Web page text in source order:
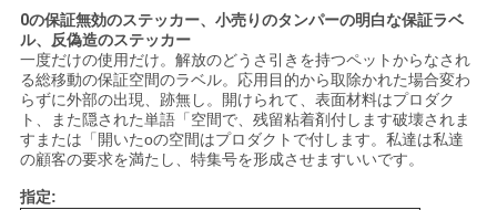
な
さ
い
引
0の保証無効のステッカー、小売りのタンパーの明白な保証ラベ
ル、反偽造のステッカー
一度だけの使用だけ。解放のどうさ引きを持つペットからなされ
る総移動の保証空間のラベル。応用目的から取除かれた場合変わ
らずに外部の出現、跡無し。開けられて、表面材料はプロダク
ト、また隠された単語「空間で、残留粘着剤付します破壊されま
すまたは「開いたoの空間はプロダクトで付します。私達は私達
の顧客の要求を満たし、特集号を形成させますいいです。
指定: